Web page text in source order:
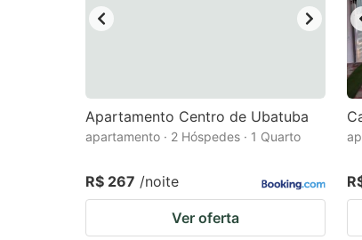
Apartamento Centro de Ubatuba
apartamento · 2 Hóspedes · 1 Quarto
R$ 267 /noite
Ver oferta